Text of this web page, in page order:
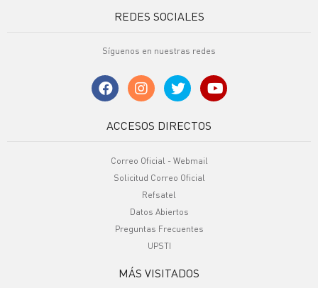
REDES SOCIALES
Síguenos en nuestras redes
ACCESOS DIRECTOS
Correo Oficial - Webmail
Solicitud Correo Oficial
Refsatel
Datos Abiertos
Preguntas Frecuentes
UPSTI
MÁS VISITADOS